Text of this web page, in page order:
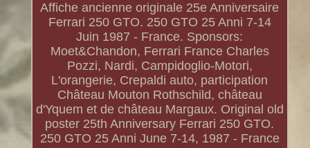
Affiche ancienne originale 25e Anniversaire
Ferrari 250 GTO. 250 GTO 25 Anni 7-14
Juin 1987 - France. Sponsors:
Moet&Chandon, Ferrari France Charles
Pozzi, Nardi, Campidoglio-Motori,
L'orangerie, Crepaldi auto, participation
Château Mouton Rothschild, château
d'Yquem et de château Margaux. Original old
poster 25th Anniversary Ferrari 250 GTO.
250 GTO 25 Anni June 7-14, 1987 - France